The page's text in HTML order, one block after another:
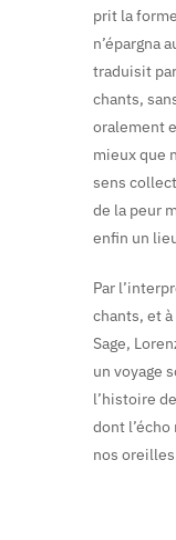
prit la
n’épargna
traduisit
chants,
oralement
mieux que
sens
de la peur
enfin un
Par
chants, et
Sage,
un voyage
l’histoire
dont l’écho
nos